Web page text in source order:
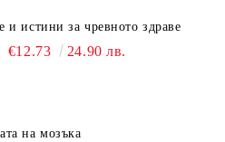
и истини за чревното здраве
€12.73 24.90 лв.
на мозъка